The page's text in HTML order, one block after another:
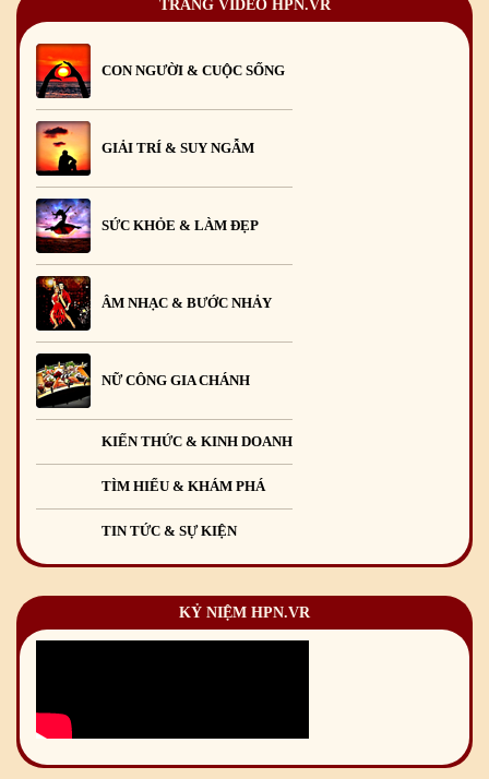
TRANG VIDEO HPN.VR
CON NGƯỜI & CUỘC SỐNG
GIẢI TRÍ & SUY NGẪM
SỨC KHỎE & LÀM ĐẸP
ÂM NHẠC & BƯỚC NHẢY
NỮ CÔNG GIA CHÁNH
KIẾN THỨC & KINH DOANH
TÌM HIỂU & KHÁM PHÁ
TIN TỨC & SỰ KIỆN
KỶ NIỆM HPN.VR